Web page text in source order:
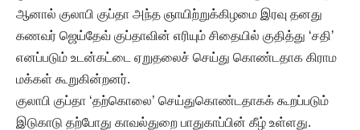
ஆனால் குலாபி குப்தா அந்த ஞாயிற்றுக்கிழமை இரவு தனது
கணவர் ஜெய்தேவ் குப்தாவின் எரியும் சிதையில் குதித்து ‘சதி’
எனப்படும் உடன்கட்டை ஏறுதலைச் செய்து கொண்டதாக கிராம
மக்கள் கூறுகின்றனர்.
குலாபி குப்தா ‘தற்கொலை’ செய்துகொண்டதாகக் கூறப்படும்
இடுகாடு தற்போது காவல்துறை பாதுகாப்பின் கீழ் உள்ளது.